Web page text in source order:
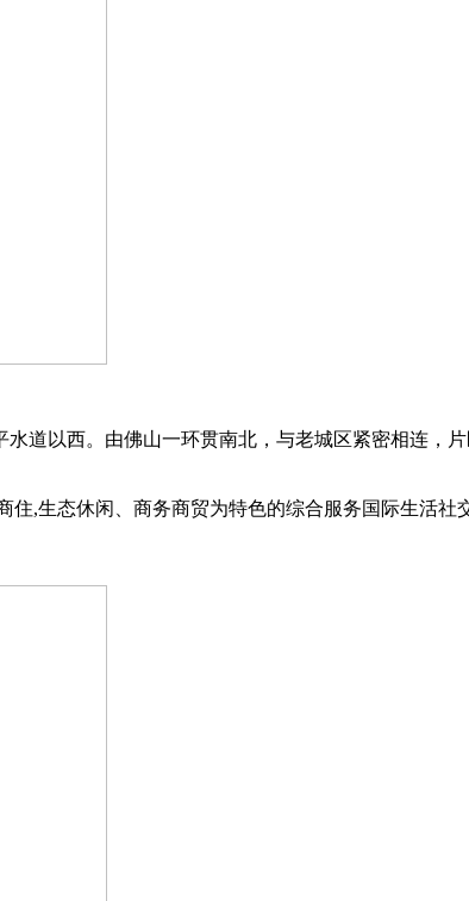
道以西。由佛山一环贯南北，与老城区紧密相连，
,生态休闲、商务商贸为特色的综合服务国际生活社